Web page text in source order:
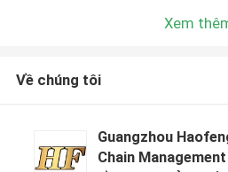
Xem
Về chúng tôi
Guangzhou
Chain